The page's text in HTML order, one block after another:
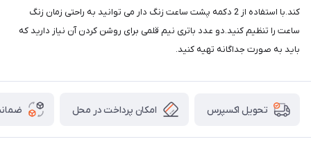
کند.با استفاده از 2 دکمه پشت ساعت زنگ دار می توانید به راحتی زمان زنگ
ساعت را تنظیم کنید.دو عدد باتری نیم قلمی برای روشن کردن آن نیاز دارید که
باید به صورت جداگانه تهیه کنید.
تحویل اکسپرس امکان پرداخت در محل